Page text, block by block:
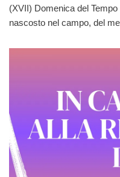
(XVII) Domenica del
nascosto nel campo, del